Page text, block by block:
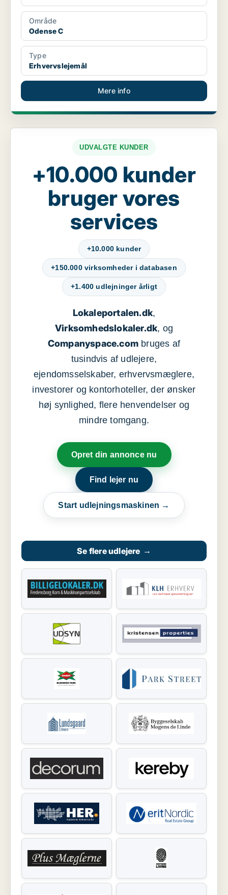
Område
Odense C
Type
Erhvervslejemål
Mere info
UDVALGTE KUNDER
+10.000 kunder
bruger vores
services
+10.000 kunder
+150.000 virksomheder i databasen
+1.400 udlejninger årligt
Lokaleportalen.dk,
Virksomhedslokaler.dk, og
Companyspace.com bruges af
tusindvis af udlejere,
ejendomsselskaber, erhvervsmæglere,
investorer og kontorhoteller, der ønsker
høj synlighed, flere henvendelser og
mindre tomgang.
Opret din annonce nu
Find lejer nu
Start udlejningsmaskinen →
Se flere udlejere →